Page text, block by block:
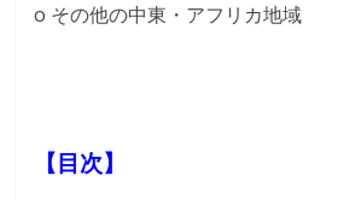
o その他の中東・アフリカ地域
【目次】